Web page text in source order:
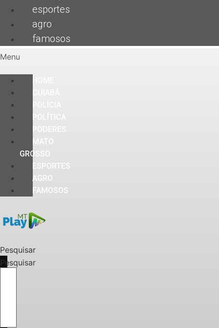
esportes
agro
famosos
Menu
PODERES
MATO
GROSSO
ESPORTES
AGRO
FAMOSOS
Pesquisar
Pesquisar